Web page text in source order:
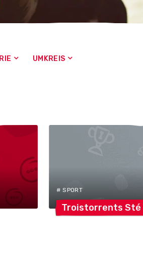
UMKREIS
# SPORT
Troistorrents Sté